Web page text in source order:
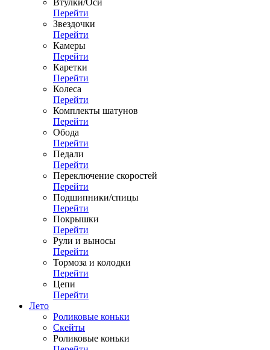
Втулки/Оси
Перейти
Звездочки
Перейти
Камеры
Перейти
Каретки
Перейти
Колеса
Перейти
Комплекты шатунов
Перейти
Обода
Перейти
Педали
Перейти
Переключение скоростей
Перейти
Подшипники/спицы
Перейти
Покрышки
Перейти
Рули и выносы
Перейти
Тормоза и колодки
Перейти
Цепи
Перейти
Лето
Роликовые коньки
Скейты
Роликовые коньки